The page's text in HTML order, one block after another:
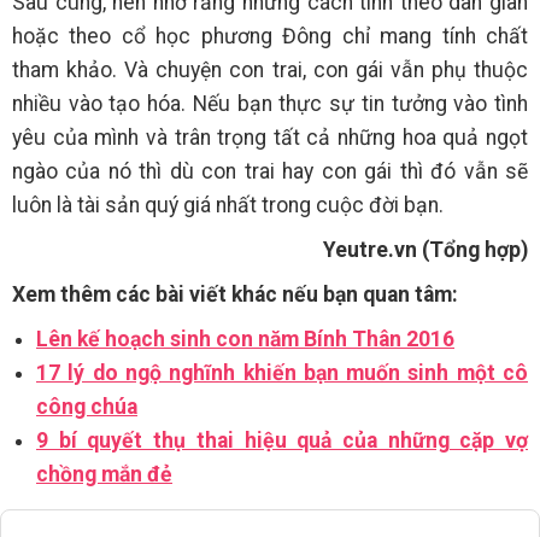
hoặc theo cổ học phương Đông chỉ mang tính chất
tham khảo. Và chuyện con trai, con gái vẫn phụ thuộc
nhiều vào tạo hóa. Nếu bạn thực sự tin tưởng vào tình
yêu của mình và trân trọng tất cả những hoa quả ngọt
ngào của nó thì dù con trai hay con gái thì đó vẫn sẽ
luôn là tài sản quý giá nhất trong cuộc đời bạn.
Yeutre.vn (Tổng hợp)
Xem thêm các bài viết khác nếu bạn quan tâm:
Lên kế hoạch sinh con năm Bính Thân 2016
17 lý do ngộ nghĩnh khiến bạn muốn sinh một cô
công chúa
9 bí quyết thụ thai hiệu quả của những cặp vợ
chồng mắn đẻ